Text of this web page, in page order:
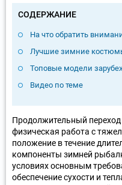
СОДЕРЖАНИЕ
На что обратить
Лучшие зимние
Топовые модели
Видео по теме
Продолжительный
физическая работа с
положение в течение
компоненты зимней
условиях основным
обеспечение сухости и